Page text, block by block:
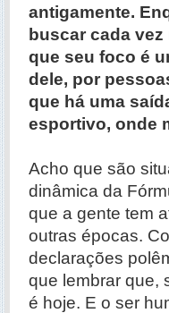
antigamente.
buscar cada
que seu foco é
dele, por
que há uma
esportivo, onde
Acho que são
dinâmica da
que a gente tem
outras épocas.
declarações
que lembrar que,
é hoje. E o ser